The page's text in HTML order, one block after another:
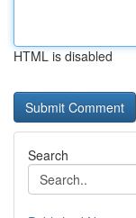
HTML is disabled
Search